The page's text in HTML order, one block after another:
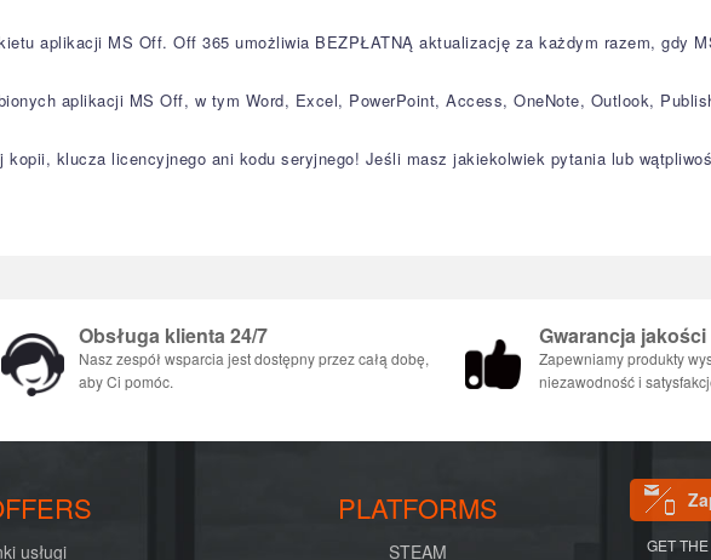
aplikacji MS Off. Off 365 umożliwia BEZPŁATNĄ aktualizację za każdym razem, gdy
aplikacji MS Off, w tym Word, Excel, PowerPoint, Access, OneNote, Outlook,
kopii, klucza licencyjnego ani kodu seryjnego! Jeśli masz jakiekolwiek pytania lub
Obsługa klienta 24/7
Nasz zespół wsparcia jest dostępny przez całą dobę,
aby Ci pomóc.
Gwarancja jakości
Zapewniamy produkty
niezawodność i
usługi
PLATFORMS
STEAM GET